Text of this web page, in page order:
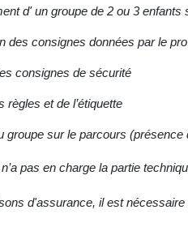
d' un groupe de 2 ou 3 enfants
des consignes données par le
consignes de sécurité
règles et de l’étiquette
groupe sur le parcours (présence
pas en charge la partie
d'assurance, il est nécessaire